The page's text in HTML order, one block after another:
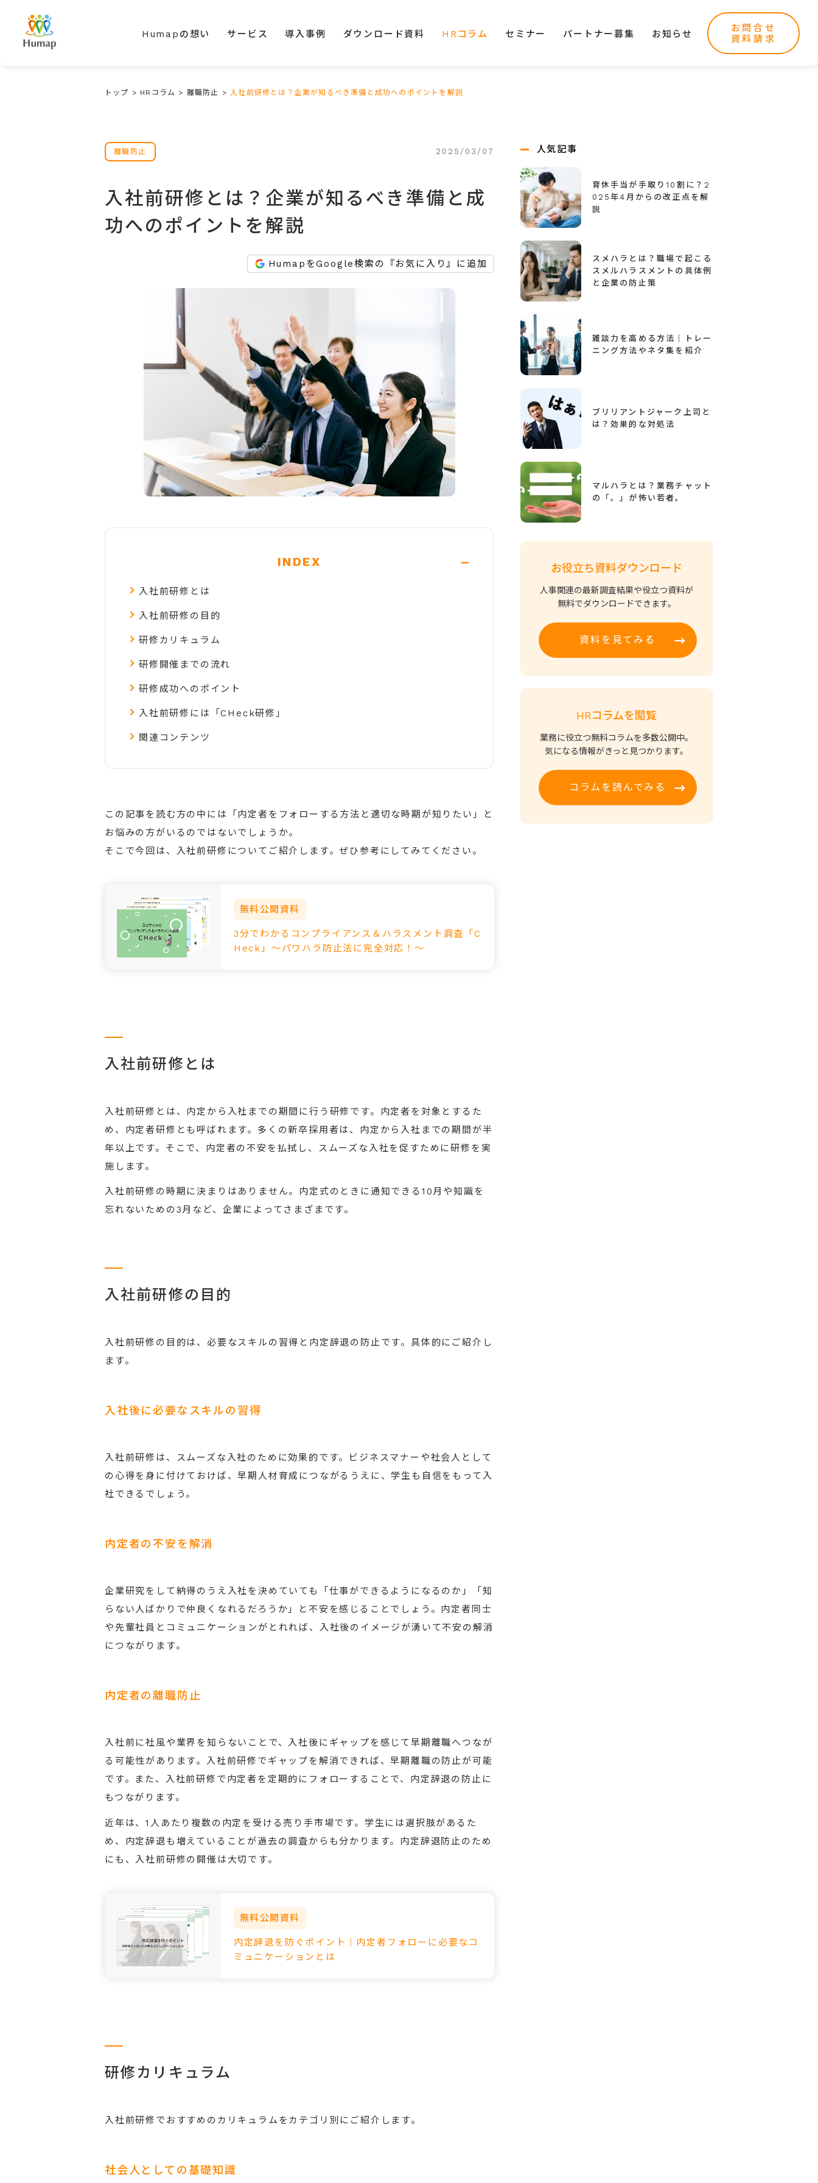
Humapの想い サービス 導入事例 ダウンロード資料 HRコラム セミナー パートナー募集 お知らせ
お問合せ
資料請求
トップ > HRコラム > 離職防止 > 入社前研修とは？企業が知るべき準備と成功へのポイントを解説
離職防止 2025/03/07
入社前研修とは？企業が知るべき準備と成
功へのポイントを解説
HumapをGoogle検索の『お気に入り』に追加
INDEX -
入社前研修とは
入社前研修の目的
研修カリキュラム
研修開催までの流れ
研修成功へのポイント
入社前研修には「CHeck研修」
関連コンテンツ
この記事を読む方の中には「内定者をフォローする方法と適切な時期が知りたい」と
お悩みの方がいるのではないでしょうか。
そこで今回は、入社前研修についてご紹介します。ぜひ参考にしてみてください。
無料公開資料
3分でわかるコンプライアンス＆ハラスメント調査「C
Heck」～パワハラ防止法に完全対応！～
入社前研修とは
入社前研修とは、内定から入社までの期間に行う研修です。内定者を対象とするた
め、内定者研修とも呼ばれます。多くの新卒採用者は、内定から入社までの期間が半
年以上です。そこで、内定者の不安を払拭し、スムーズな入社を促すために研修を実
施します。
入社前研修の時期に決まりはありません。内定式のときに通知できる10月や知識を
忘れないための3月など、企業によってさまざまです。
入社前研修の目的
入社前研修の目的は、必要なスキルの習得と内定辞退の防止です。具体的にご紹介し
ます。
入社後に必要なスキルの習得
入社前研修は、スムーズな入社のために効果的です。ビジネスマナーや社会人として
の心得を身に付けておけば、早期人材育成につながるうえに、学生も自信をもって入
社できるでしょう。
内定者の不安を解消
企業研究をして納得のうえ入社を決めていても「仕事ができるようになるのか」「知
らない人ばかりで仲良くなれるだろうか」と不安を感じることでしょう。内定者同士
や先輩社員とコミュニケーションがとれれば、入社後のイメージが湧いて不安の解消
につながります。
内定者の離職防止
入社前に社風や業界を知らないことで、入社後にギャップを感じて早期離職へつなが
る可能性があります。入社前研修でギャップを解消できれば、早期離職の防止が可能
です。また、入社前研修で内定者を定期的にフォローすることで、内定辞退の防止に
もつながります。
近年は、1人あたり複数の内定を受ける売り手市場です。学生には選択肢があるた
め、内定辞退も増えていることが過去の調査からも分かります。内定辞退防止のため
にも、入社前研修の開催は大切です。
無料公開資料
内定辞退を防ぐポイント│内定者フォローに必要なコ
ミュニケーションとは
研修カリキュラム
入社前研修でおすすめのカリキュラムをカテゴリ別にご紹介します。
社会人としての基礎知識
人気記事
育休手当が手取り10割に？2
025年4月からの改正点を解
説
スメハラとは？職場で起こる
スメルハラスメントの具体例
と企業の防止策
雑談力を高める方法｜トレー
ニング方法やネタ集を紹介
ブリリアントジャーク上司と
は？効果的な対処法
マルハラとは？業務チャット
の「。」が怖い若者。
お役立ち資料ダウンロード
人事関連の最新調査結果や役立つ資料が
無料でダウンロードできます。
資料を見てみる
HRコラムを閲覧
業務に役立つ無料コラムを多数公開中。
気になる情報がきっと見つかります。
コラムを読んでみる